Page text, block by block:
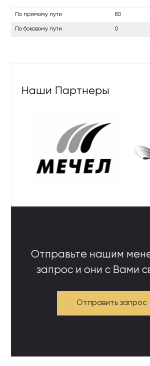
По прямому пути 80
По боковому пути 0
Наши Партнеры
Отправьте нашим
запрос и они с Вами
Отправить запрос